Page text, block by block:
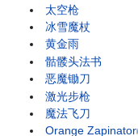
太空枪
冰雪魔杖
黄金雨
骷髅头法书
恶魔锄刀
激光步枪
魔法飞刀
Orange Zapinator